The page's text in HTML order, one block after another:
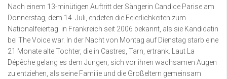
Nach einem 13-minütigen Auftritt der Sängerin Candice Parise am
Donnerstag, dem 14. Juli, endeten die Feierlichkeiten zum
Nationalfeiertag. in Frankreich seit 2006 bekannt, als sie Kandidatin
bei The Voice war. In der Nacht von Montag auf Dienstag starb eine
21 Monate alte Tochter, die in Castres, Tarn, ertrank. Laut La
Dépêche gelang es dem Jungen, sich vor ihren wachsamen Augen
zu entziehen, als seine Familie und die Großeltern gemeinsam